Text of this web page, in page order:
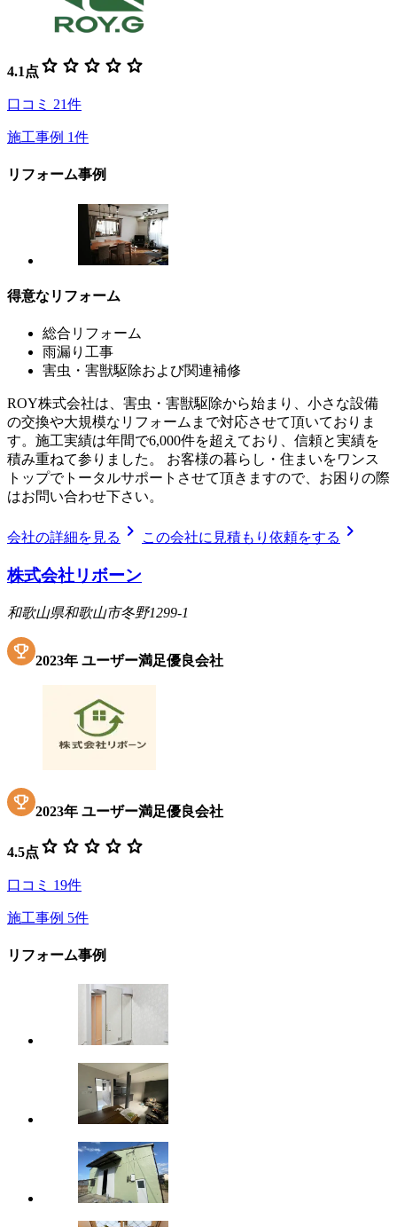
4.1 点 star star star star star
口コミ 21件
施工事例 1件
リフォーム事例
得意なリフォーム
総合リフォーム
雨漏り工事
害虫・害獣駆除および関連補修
ROY株式会社は、害虫・害獣駆除から始まり、小さな設備
の交換や大規模なリフォームまで対応させて頂いておりま
す。施工実績は年間で6,000件を超えており、信頼と実績を
積み重ねて参りました。 お客様の暮らし・住まいをワンス
トップでトータルサポートさせて頂きますので、お困りの際
はお問い合わせ下さい。
会社の詳細を見る chevron_right この会社に見積もり依頼をする chevron_right
株式会社リボーン
和歌山県和歌山市冬野1299-1
2023年 ユーザー満足優良会社
2023年 ユーザー満足優良会社
4.5点 star star star star star
口コミ 19件
施工事例 5件
リフォーム事例